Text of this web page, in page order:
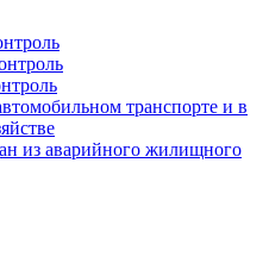
транспорте и в
из аварийного жилищного